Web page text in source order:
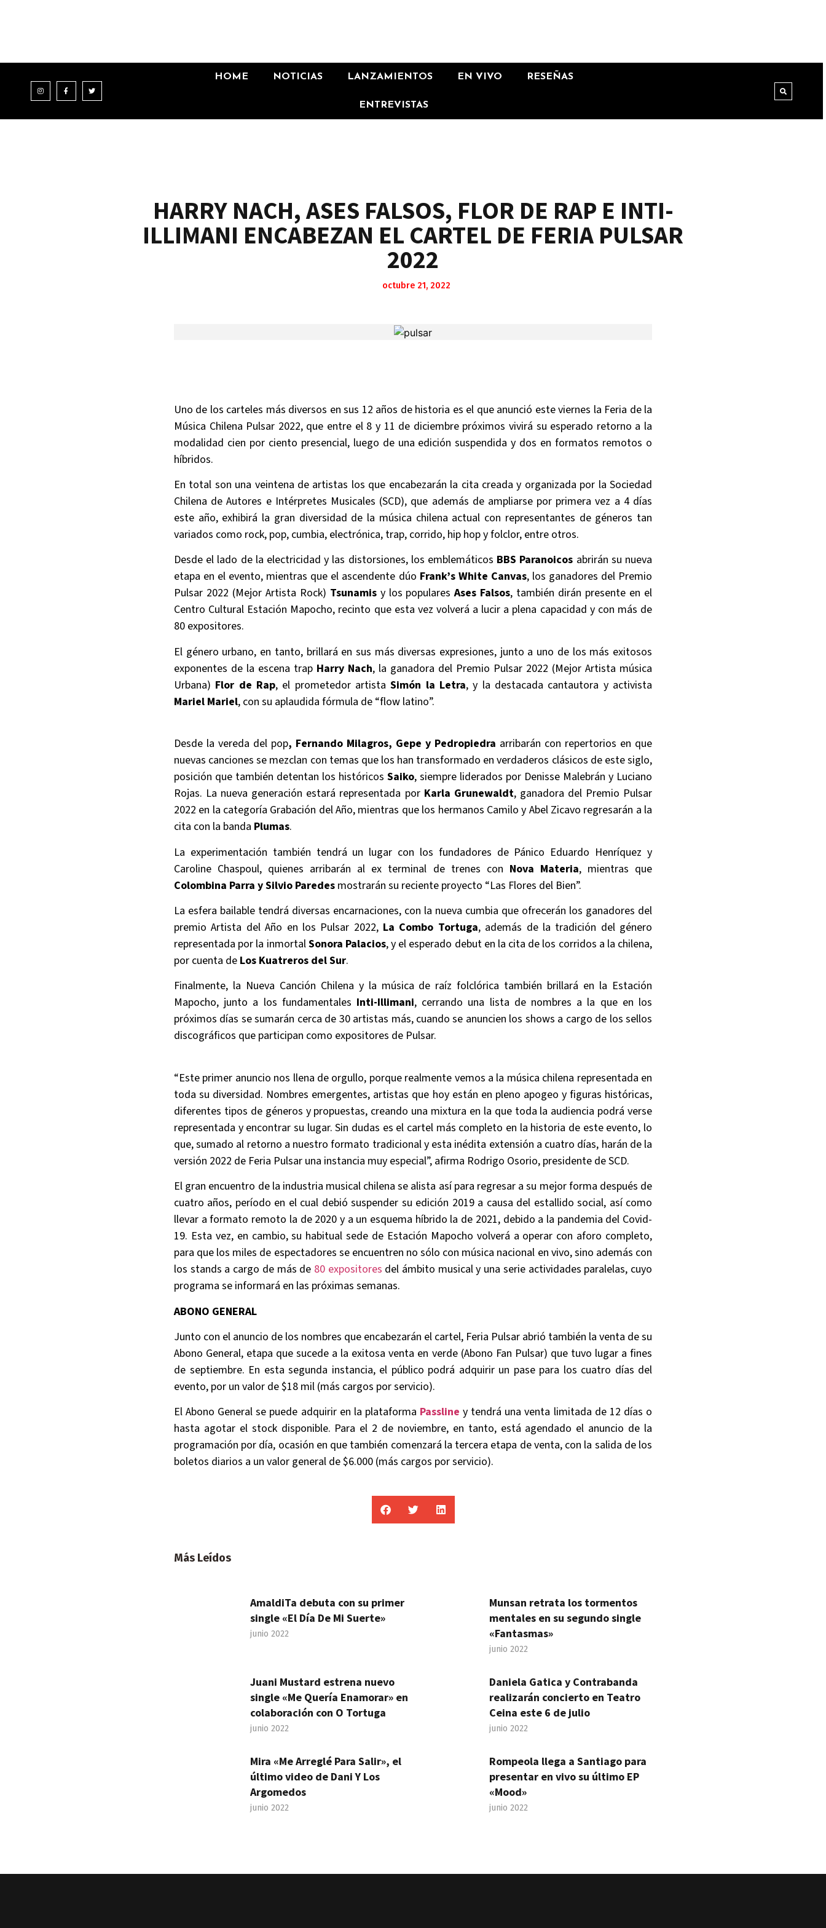
HOME NOTICIAS LANZAMIENTOS EN VIVO RESEÑAS
ENTREVISTAS
HARRY NACH, ASES FALSOS, FLOR DE RAP E INTI-
ILLIMANI ENCABEZAN EL CARTEL DE FERIA PULSAR
2022
octubre 21, 2022
Uno de los carteles más diversos en sus 12 años de historia es el que anunció este viernes la Feria de la
Música Chilena Pulsar 2022, que entre el 8 y 11 de diciembre próximos vivirá su esperado retorno a la
modalidad cien por ciento presencial, luego de una edición suspendida y dos en formatos remotos o
híbridos.
En total son una veintena de artistas los que encabezarán la cita creada y organizada por la Sociedad
Chilena de Autores e Intérpretes Musicales (SCD), que además de ampliarse por primera vez a 4 días
este año, exhibirá la gran diversidad de la música chilena actual con representantes de géneros tan
variados como rock, pop, cumbia, electrónica, trap, corrido, hip hop y folclor, entre otros.
Desde el lado de la electricidad y las distorsiones, los emblemáticos BBS Paranoicos abrirán su nueva
etapa en el evento, mientras que el ascendente dúo Frank’s White Canvas, los ganadores del Premio
Pulsar 2022 (Mejor Artista Rock) Tsunamisy los popularesAses Falsos, también dirán presente en el
Centro Cultural Estación Mapocho, recinto que esta vez volverá a lucir a plena capacidad y con más de
80 expositores.
El género urbano, en tanto, brillará en sus más diversas expresiones, junto a uno de los más exitosos
exponentes de la escena trap Harry Nach, la ganadora del Premio Pulsar 2022 (Mejor Artista música
Urbana) Flor de Rap, el prometedor artistaSimón la Letra, y la destacada cantautora y activista
Mariel Mariel, con su aplaudida fórmula de “flow latino”.
Desde la vereda del pop, Fernando Milagros, Gepe y Pedropiedra arribarán con repertorios en que
nuevas canciones se mezclan con temas que los han transformado en verdaderos clásicos de este siglo,
posición que también detentan los históricos Saiko, siempre liderados por Denisse Malebrán y Luciano
Rojas. La nueva generación estará representada por Karla Grunewaldt, ganadora del Premio Pulsar
2022 en la categoría Grabación del Año, mientras que los hermanos Camilo y Abel Zicavo regresarán a la
cita con la banda Plumas.
La experimentación también tendrá un lugar con los fundadores de Pánico Eduardo Henríquez y
Caroline Chaspoul, quienes arribarán al ex terminal de trenes con Nova Materia, mientras que
Colombina Parra y Silvio Paredes mostrarán su reciente proyecto “Las Flores del Bien”.
La esfera bailable tendrá diversas encarnaciones, con la nueva cumbia que ofrecerán los ganadores del
premio Artista del Año en los Pulsar 2022, La Combo Tortuga, además de la tradición del género
representada por la inmortalSonora Palacios, y el esperado debut en la cita de los corridos a la chilena,
por cuenta de Los Kuatreros del Sur.
Finalmente, la Nueva Canción Chilena y la música de raíz folclórica también brillará en la Estación
Mapocho, junto a los fundamentales Inti-Illimani, cerrando una lista de nombres a la que en los
próximos días se sumarán cerca de 30 artistas más, cuando se anuncien los shows a cargo de los sellos
discográficos que participan como expositores de Pulsar.
“Este primer anuncio nos llena de orgullo, porque realmente vemos a la música chilena representada en
toda su diversidad. Nombres emergentes, artistas que hoy están en pleno apogeo y figuras históricas,
diferentes tipos de géneros y propuestas, creando una mixtura en la que toda la audiencia podrá verse
representada y encontrar su lugar. Sin dudas es el cartel más completo en la historia de este evento, lo
que, sumado al retorno a nuestro formato tradicional y esta inédita extensión a cuatro días, harán de la
versión 2022 de Feria Pulsar una instancia muy especial”, afirma Rodrigo Osorio, presidente de SCD.
El gran encuentro de la industria musical chilena se alista así para regresar a su mejor forma después de
cuatro años, período en el cual debió suspender su edición 2019 a causa del estallido social, así como
llevar a formato remoto la de 2020 y a un esquema híbrido la de 2021, debido a la pandemia del Covid-
19. Esta vez, en cambio, su habitual sede de Estación Mapocho volverá a operar con aforo completo,
para que los miles de espectadores se encuentren no sólo con música nacional en vivo, sino además con
los stands a cargo de más de 80 expositores del ámbito musical y una serie actividades paralelas, cuyo
programa se informará en las próximas semanas.
ABONO GENERAL
Junto con el anuncio de los nombres que encabezarán el cartel, Feria Pulsar abrió también la venta de su
Abono General, etapa que sucede a la exitosa venta en verde (Abono Fan Pulsar) que tuvo lugar a fines
de septiembre. En esta segunda instancia, el público podrá adquirir un pase para los cuatro días del
evento, por un valor de $18 mil (más cargos por servicio).
El Abono General se puede adquirir en la plataforma Passline y tendrá una venta limitada de 12 días o
hasta agotar el stock disponible. Para el 2 de noviembre, en tanto, está agendado el anuncio de la
programación por día, ocasión en que también comenzará la tercera etapa de venta, con la salida de los
boletos diarios a un valor general de $6.000 (más cargos por servicio).
Más Leídos
AmaldiTa debuta con su primer
single «El Día De Mi Suerte»
junio 2022
Munsan retrata los tormentos
mentales en su segundo single
«Fantasmas»
junio 2022
Juani Mustard estrena nuevo
single «Me Quería Enamorar» en
colaboración con O Tortuga
junio 2022
Daniela Gatica y Contrabanda
realizarán concierto en Teatro
Ceina este 6 de julio
junio 2022
Mira «Me Arreglé Para Salir», el
último video de Dani Y Los
Argomedos
junio 2022
Rompeola llega a Santiago para
presentar en vivo su último EP
«Mood»
junio 2022